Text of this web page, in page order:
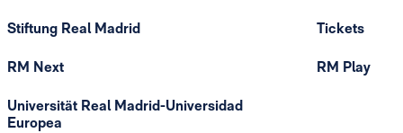
Stiftung Real Madrid
RM Next
Universität Real Madrid-Universidad
Europea
Tickets
RM Play